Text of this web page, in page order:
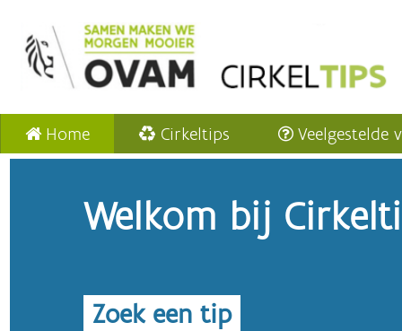
Home Cirkeltips Veelgestelde
Welkom bij
Zoek een tip